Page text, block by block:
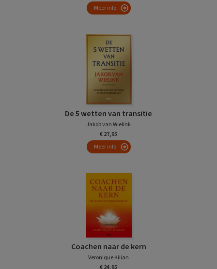
Meer info
De 5 wetten van transitie
Jakob van Wielink
€ 27,95
Meer info
Coachen naar de kern
Veronique Kilian
€ 24,95